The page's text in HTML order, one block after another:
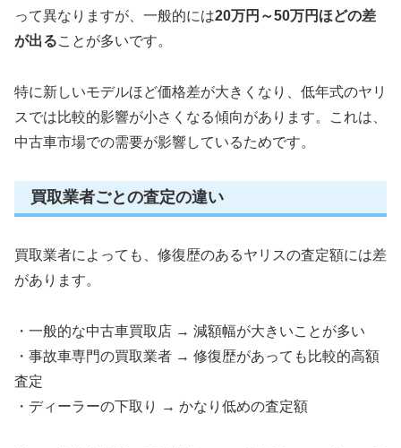
って異なりますが、一般的には20万円～50万円ほどの差
が出ることが多いです。
特に新しいモデルほど価格差が大きくなり、低年式のヤリ
スでは比較的影響が小さくなる傾向があります。これは、
中古車市場での需要が影響しているためです。
買取業者ごとの査定の違い
買取業者によっても、修復歴のあるヤリスの査定額には差
があります。
・一般的な中古車買取店 → 減額幅が大きいことが多い
・事故車専門の買取業者 → 修復歴があっても比較的高額
査定
・ディーラーの下取り → かなり低めの査定額